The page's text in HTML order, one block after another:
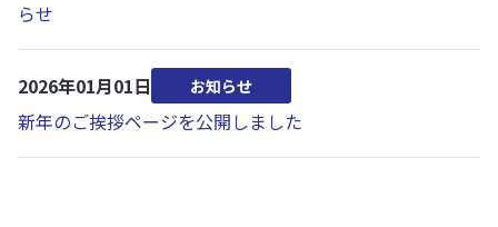
らせ
2026年01月01日 お知らせ
新年のご挨拶ページを公開しました